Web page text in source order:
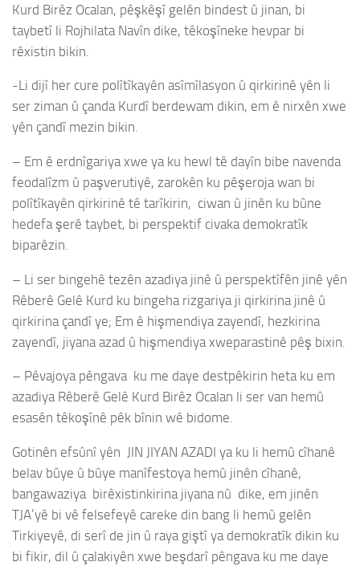
Kurd Birêz Ocalan, pêşkêşî gelên bindest û jinan, bi
taybetî li Rojhilata Navîn dike, têkoşîneke hevpar bi
rêxistin bikin.
-Li dijî her cure polîtîkayên asîmîlasyon û qirkirinê yên li
ser ziman û çanda Kurdî berdewam dikin, em ê nirxên xwe
yên çandî mezin bikin.
– Em ê erdnîgariya xwe ya ku hewl tê dayîn bibe navenda
feodalîzm û paşverutiyê, zarokên ku pêşeroja wan bi
polîtîkayên qirkirinê tê tarîkirin, ciwan û jinên ku bûne
hedefa şerê taybet, bi perspektif civaka demokratîk
biparêzin.
– Li ser bingehê tezên azadiya jinê û perspektîfên jinê yên
Rêberê Gelê Kurd ku bingeha rizgariya ji qirkirina jinê û
qirkirina çandî ye; Em ê hişmendiya zayendî, hezkirina
zayendî, jiyana azad û hişmendiya xweparastinê pêş bixin.
– Pêvajoya pêngava ku me daye destpêkirin heta ku em
azadiya Rêberê Gelê Kurd Birêz Ocalan li ser van hemû
esasên têkoşînê pêk bînin wê bidome.
Gotinên efsûnî yên JIN JIYAN AZADI ya ku li hemû cîhanê
belav bûye û bûye manîfestoya hemû jinên cîhanê,
bangawaziya birêxistinkirina jiyana nû dike, em jinên
TJA’yê bi vê felsefeyê careke din bang li hemû gelên
Tirkiyeyê, di serî de jin û raya giştî ya demokratîk dikin ku
bi fikir, dil û çalakiyên xwe beşdarî pêngava ku me daye